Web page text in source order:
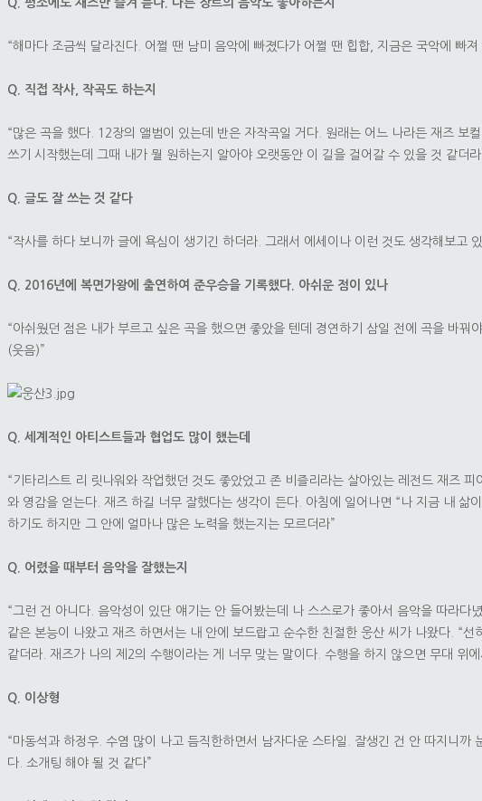
Q. 평소에도 재즈만 즐겨 듣나. 다른 장르의 음악도 좋아하는지
“해마다 조금씩 달라진다. 어쩔 땐 남미 음악에 빠졌다가 어쩔 땐 힙합, 지금은 국악에 빠
Q. 직접 작사, 작곡도 하는지
“많은 곡을 했다. 12장의 앨범이 있는데 반은 자작곡일 거다. 원래는 어느 나라든 재즈
쓰기 시작했는데 그때 내가 뭘 원하는지 알아야 오랫동안 이 길을 걸어갈 수 있을 것 같더
Q. 글도 잘 쓰는 것 같다
“작사를 하다 보니까 글에 욕심이 생기긴 하더라. 그래서 에세이나 이런 것도 생각해보
Q. 2016년에 복면가왕에 출연하여 준우승을 기록했다. 아쉬운 점이 있나
“아쉬웠던 점은 내가 부르고 싶은 곡을 했으면 좋았을 텐데 경연하기 삼일 전에 곡을 바
(웃음)”
Q. 세계적인 아티스트들과 협업도 많이 했는데
“기타리스트 리 릿나워와 작업했던 것도 좋았었고 존 비즐리라는 살아있는 레전드 재즈
와 영감을 얻는다. 재즈 하길 너무 잘했다는 생각이 든다. 아침에 일어나면 “나 지금 내
하기도 하지만 그 안에 얼마나 많은 노력을 했는지는 모르더라”
Q. 어렸을 때부터 음악을 잘했는지
“그런 건 아니다. 음악성이 있단 얘기는 안 들어봤는데 나 스스로가 좋아서 음악을 따라
같은 본능이 나왔고 재즈 하면서는 내 안에 보드랍고 순수한 친절한 웅산 씨가 나왔다. “
같더라. 재즈가 나의 제2의 수행이라는 게 너무 맞는 말이다. 수행을 하지 않으면 무대 위
Q. 이상형
“마동석과 하정우. 수염 많이 나고 듬직한하면서 남자다운 스타일. 잘생긴 건 안 따지니
다. 소개팅 해야 될 것 같다”